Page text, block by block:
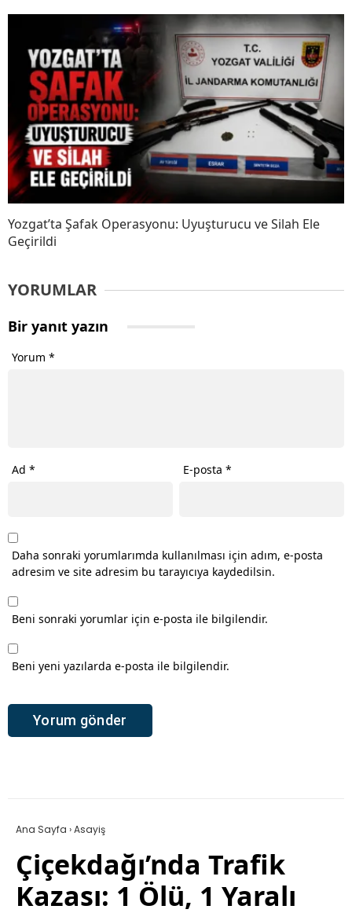
Yozgat’ta Şafak Operasyonu: Uyuşturucu ve Silah Ele
Geçirildi
YORUMLAR
Bir yanıt yazın
Yorum *
Ad * E-posta*
Daha sonraki yorumlarımda kullanılması için adım, e-posta
adresim ve site adresim bu tarayıcıya kaydedilsin.
Beni sonraki yorumlar için e-posta ile bilgilendir.
Beni yeni yazılarda e-posta ile bilgilendir.
Ana Sayfa ›Asayiş
Çiçekdağı’nda Trafik
Kazası: 1 Ölü, 1 Yaralı